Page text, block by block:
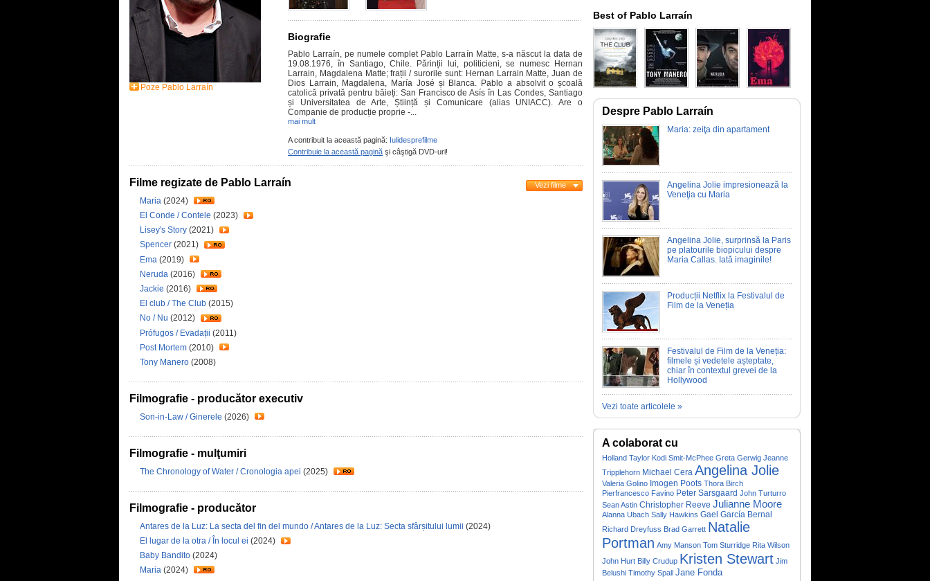
Poze Pablo Larraín
Biografie
Pablo Larraín, pe numele complet Pablo Larraín Matte, s-a născut la data de
19.08.1976, în Santiago, Chile. Părinții lui, politicieni, se numesc Hernan
Larrain, Magdalena Matte; frații / surorile sunt: Hernan Larrain Matte, Juan de
Dios Larrain, Magdalena, María José și Blanca. Pablo a absolvit o școală
catolică privată pentru băieți: San Francisco de Asís în Las Condes, Santiago
și Universitatea de Arte, Știință și Comunicare (alias UNIACC). Are o
Companie de producție proprie -...
mai mult
A contribuit la această pagină: Iulidesprefilme
Contribuie la această pagină şi câştigă DVD-uri!
Filme regizate de Pablo Larraín Vezi filme
Maria (2024)
El Conde / Contele (2023)
Lisey's Story (2021)
Spencer (2021)
Ema (2019)
Neruda (2016)
Jackie (2016)
El club / The Club (2015)
No / Nu (2012)
Prófugos / Evadații (2011)
Post Mortem (2010)
Tony Manero (2008)
Filmografie - producător executiv
Son-in-Law / Ginerele (2026)
Filmografie - mulţumiri
The Chronology of Water / Cronologia apei (2025)
Filmografie - producător
Antares de la Luz: La secta del fin del mundo / Antares de la Luz: Secta sfârșitului lumii (2024)
El lugar de la otra / În locul ei (2024)
Baby Bandito (2024)
Maria (2024)
Best of Pablo Larraín
Despre Pablo Larraín
Maria: zeiţa din apartament
Angelina Jolie impresionează la
Veneţia cu Maria
Angelina Jolie, surprinsă la Paris
pe platourile biopicului despre
Maria Callas. Iată imaginile!
Producții Netflix la Festivalul de
Film de la Veneția
Festivalul de Film de la Veneția:
filmele și vedetele așteptate,
chiar în contextul grevei de la
Hollywood
Vezi toate articolele »
A colaborat cu
Holland Taylor Kodi Smit-McPhee Greta Gerwig Jeanne
Tripplehorn Michael Cera Angelina Jolie
Valeria Golino Imogen Poots Thora Birch
Pierfrancesco Favino Peter Sarsgaard John Turturro
Sean Astin Christopher Reeve Julianne Moore
Alanna Ubach Sally Hawkins Gael García Bernal
Richard Dreyfuss Brad Garrett Natalie
Portman Amy Manson Tom Sturridge Rita Wilson
John Hurt Billy Crudup Kristen Stewart Jim
Belushi Timothy Spall Jane Fonda